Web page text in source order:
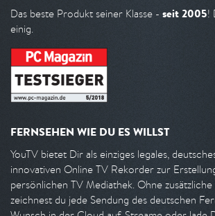
Das beste Produkt seiner Klasse - seit 2005!
einig.
FERNSEHEN WIE DU ES WILLST
YouTV bietet Dir als einziges legales,
innovativen Online TV Rekorder zur
persönlichen TV Mediathek. Ohne
zeichnest du jede Sendung des deutschen